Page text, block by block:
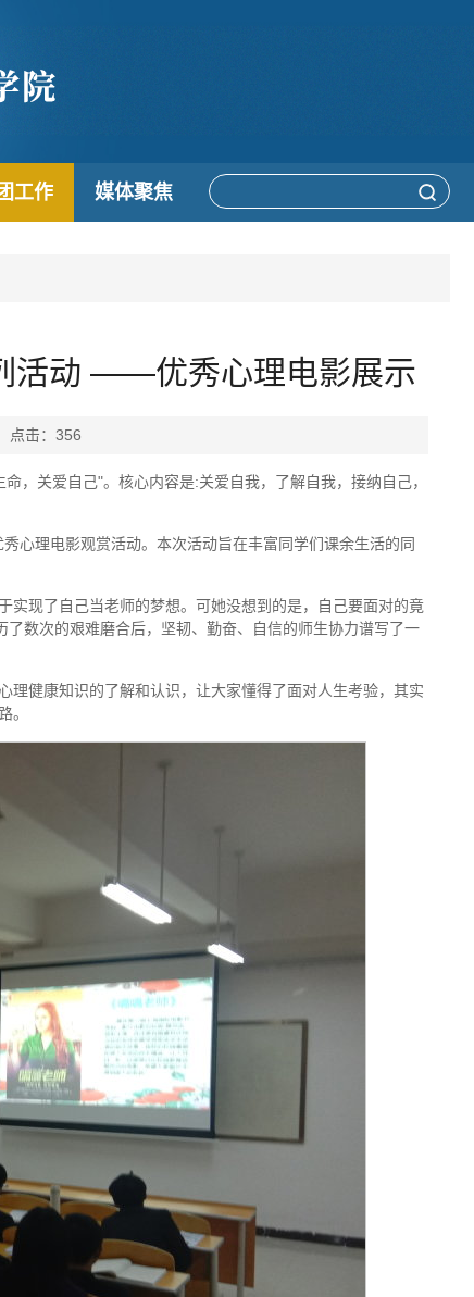
工作 媒体聚焦
活动 ——优秀心理电影展示
击： 356
，关爱自己"。核心内容是:关爱自我，了解自我，接纳自己，
心理电影观赏活动。本次活动旨在丰富同学们课余生活的同
实现了自己当老师的梦想。可她没想到的是，自己要面对的竟
数次的艰难磨合后，坚韧、勤奋、自信的师生协力谱写了一
健康知识的了解和认识，让大家懂得了面对人生考验，其实
。